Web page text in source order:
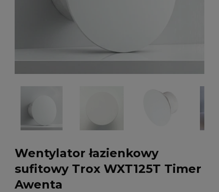
Wentylator łazienkowy
sufitowy Trox WXT125T Timer
Awenta